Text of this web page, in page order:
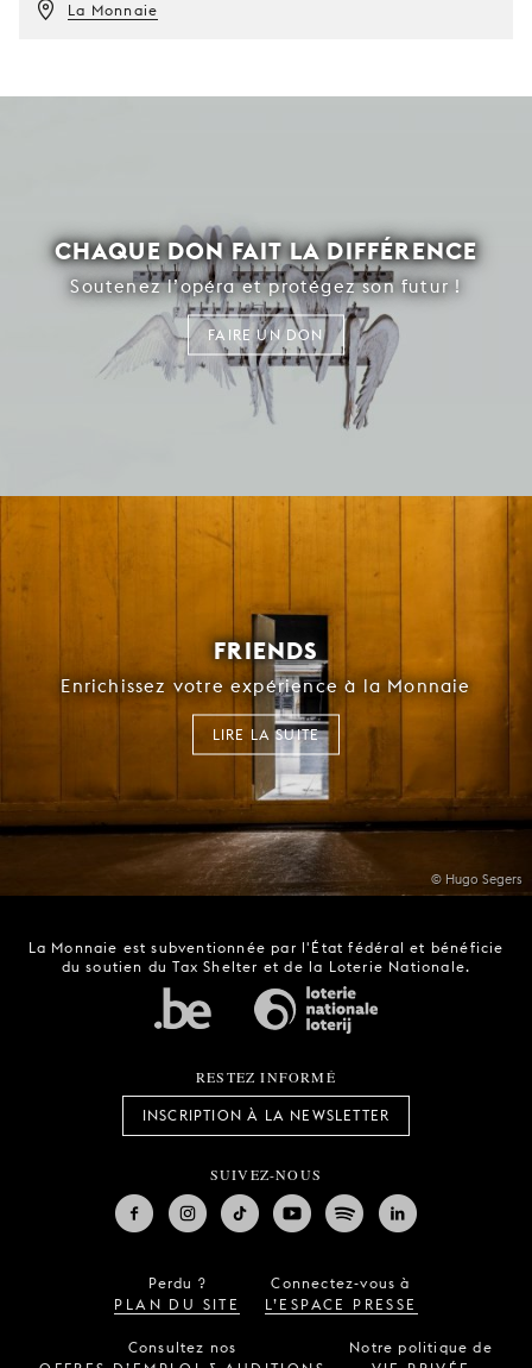
La Monnaie
CHAQUE DON FAIT LA DIFFÉRENCE
Soutenez l’opéra et protégez son futur !
FAIRE UN DON
© Hugo Segers
FRIENDS
Enrichissez votre expérience à la Monnaie
LIRE LA SUITE
La Monnaie est subventionnée par l'État fédéral et bénéficie
du soutien du Tax Shelter et de la Loterie Nationale.
RESTEZ INFORMÉ
INSCRIPTION À LA NEWSLETTER
SUIVEZ-NOUS
Perdu ?
PLAN DU SITE
Connectez-vous à
L’ESPACE PRESSE
Consultez nos
Notre politique de